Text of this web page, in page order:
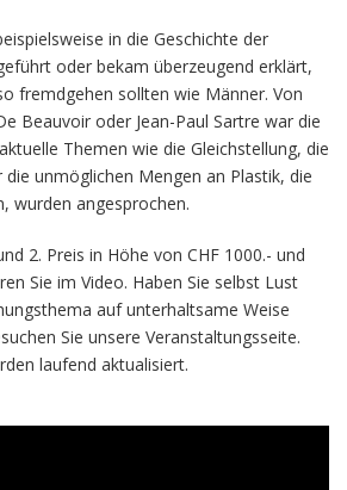
in die Geschichte der
oder bekam überzeugend erklärt,
fremdgehen sollten wie Männer. Von
Beauvoir oder Jean-Paul Sartre war die
Themen wie die Gleichstellung, die
unmöglichen Mengen an Plastik, die
wurden angesprochen.
2. Preis in Höhe von CHF 1000.- und
Sie im Video. Haben Sie selbst Lust
auf unterhaltsame Weise
Sie unsere Veranstaltungsseite.
laufend aktualisiert.